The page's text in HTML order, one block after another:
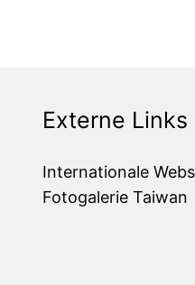
Externe Links
Internationale
Fotogalerie Taiwan